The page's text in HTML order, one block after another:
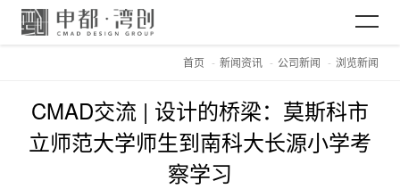
关于CMAD
首页 新闻资讯 公司新闻 浏览新闻
CMAD交流 | 设计的桥梁：莫斯科市
立师范大学师生到南科大长源小学考
察学习